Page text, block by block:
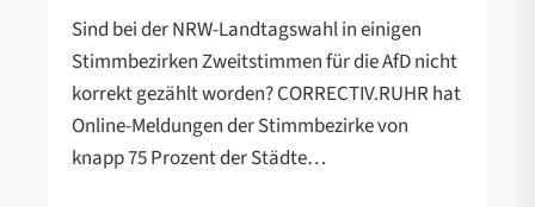
Sind bei der NRW-Landtagswahl in einigen
Stimmbezirken Zweitstimmen für die AfD nicht
korrekt gezählt worden? CORRECTIV.RUHR hat
Online-Meldungen der Stimmbezirke von
knapp 75 Prozent der Städte…